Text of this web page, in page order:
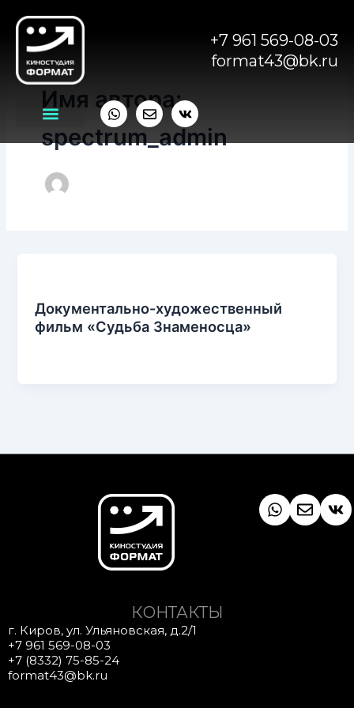
содержимому
+7 961 569-08-03
format43@bk.ru
Whatsapp
Envelope
Vk
Имя автора:
spectrum_admin
Документально-художественный
фильм «Судьба Знаменосца»
Whatsapp
Vk
КОНТАКТЫ
г. Киров, ул. Ульяновская, д.2/1
+7 961 569-08-03
+7 (8332) 75-85-24
format43@bk.ru